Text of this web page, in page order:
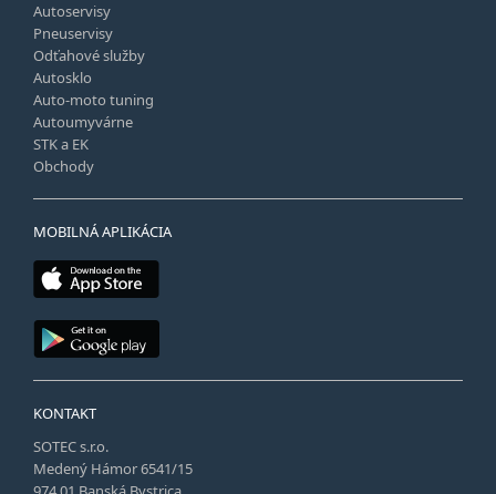
Autoservisy
Pneuservisy
Odťahové služby
Autosklo
Auto-moto tuning
Autoumyvárne
STK a EK
Obchody
MOBILNÁ APLIKÁCIA
KONTAKT
SOTEC s.r.o.
Medený Hámor 6541/15